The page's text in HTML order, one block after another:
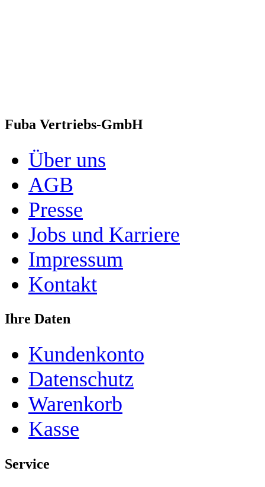
Fuba Vertriebs-GmbH
Über uns
AGB
Presse
Jobs und Karriere
Impressum
Kontakt
Ihre Daten
Kundenkonto
Datenschutz
Warenkorb
Kasse
Service